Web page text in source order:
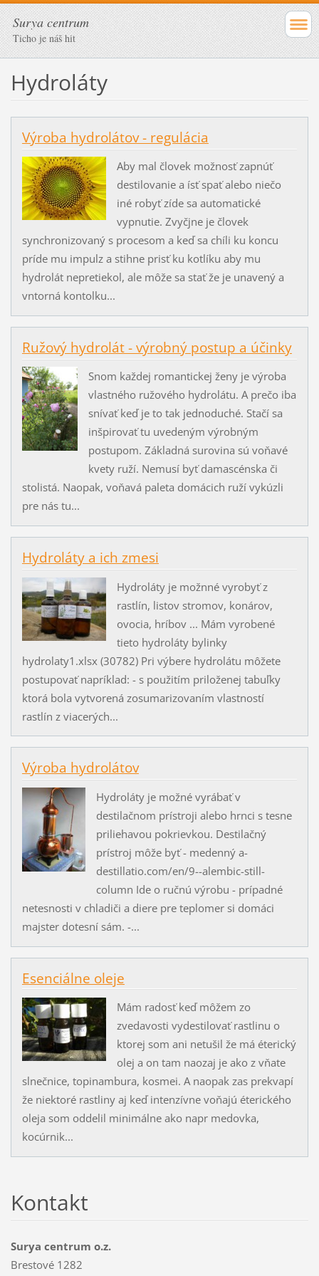
Surya centrum
Ticho je náš hit
Hydroláty
Výroba hydrolátov - regulácia
Aby mal človek možnosť zapnúť
destilovanie a ísť spať alebo niečo
iné robyť zíde sa automatické
vypnutie. Zvyčjne je človek
synchronizovaný s procesom a keď sa chíli ku koncu
príde mu impulz a stihne prisť ku kotlíku aby mu
hydrolát nepretiekol, ale môže sa stať že je unavený a
vntorná kontolku...
Ružový hydrolát - výrobný postup a účinky
Snom každej romantickej ženy je výroba
vlastného ružového hydrolátu. A prečo iba
snívať keď je to tak jednoduché. Stačí sa
inšpirovať tu uvedeným výrobným
postupom. Základná surovina sú voňavé
kvety ruží. Nemusí byť damascénska či
stolistá. Naopak, voňavá paleta domácich ruží vykúzli
pre nás tu...
Hydroláty a ich zmesi
Hydroláty je možnné vyrobyť z
rastlín, listov stromov, konárov,
ovocia, hríbov ... Mám vyrobené
tieto hydroláty bylinky
hydrolaty1.xlsx (30782) Pri výbere hydrolátu môžete
postupovať napríklad: - s použitím priloženej tabuľky
ktorá bola vytvorená zosumarizovaním vlastností
rastlín z viacerých...
Výroba hydrolátov
Hydroláty je možné vyrábať v
destilačnom prístroji alebo hrnci s tesne
priliehavou pokrievkou. Destilačný
prístroj môže byť - medenný a-
destillatio.com/en/9--alembic-still-
column Ide o ručnú výrobu - prípadné
netesnosti v chladiči a diere pre teplomer si domáci
majster dotesní sám. -...
Esenciálne oleje
Mám radosť keď môžem zo
zvedavosti vydestilovať rastlinu o
ktorej som ani netušil že má éterický
olej a on tam naozaj je ako z vňate
slnečnice, topinambura, kosmei. A naopak zas prekvapí
že niektoré rastliny aj keď intenzívne voňajú éterického
oleja som oddelil minimálne ako napr medovka,
kocúrnik...
Kontakt
Surya centrum o.z.
Brestové 1282